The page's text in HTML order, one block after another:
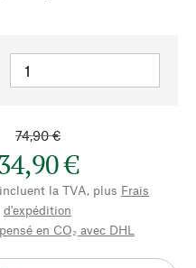
74,90 €
€
la TVA, plus Frais
d'expédition
en CO₂ avec DHL